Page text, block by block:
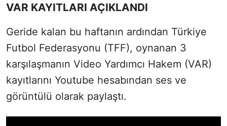
VAR KAYITLARI AÇIKLANDI
Geride kalan bu haftanın ardından Türkiye
Futbol Federasyonu (TFF), oynanan 3
karşılaşmanın Video Yardımcı Hakem (VAR)
kayıtlarını Youtube hesabından ses ve
görüntülü olarak paylaştı.